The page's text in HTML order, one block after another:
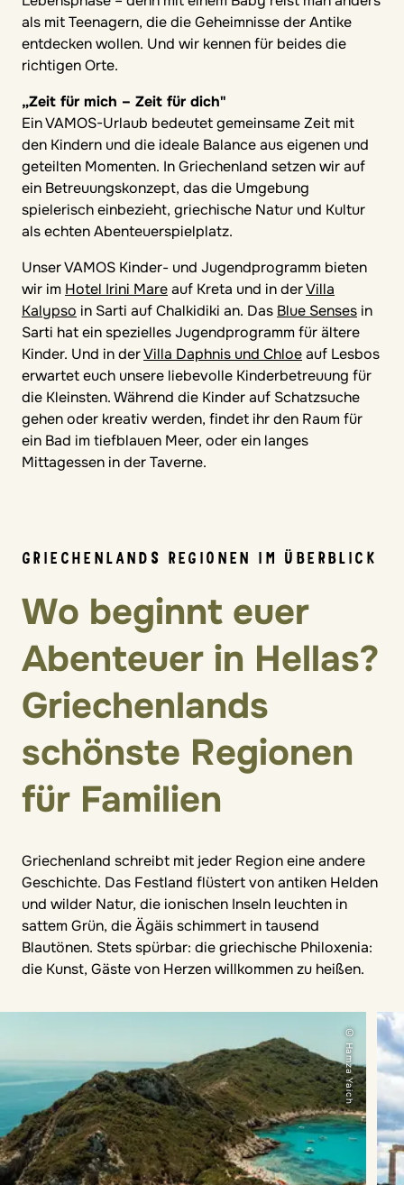
als mit Teenagern, die die Geheimnisse der Antike
entdecken wollen. Und wir kennen für beides die
richtigen Orte.
„Zeit für mich – Zeit für dich"
Ein VAMOS-Urlaub bedeutet gemeinsame Zeit mit
den Kindern und die ideale Balance aus eigenen und
geteilten Momenten. In Griechenland setzen wir auf
ein Betreuungskonzept, das die Umgebung
spielerisch einbezieht, griechische Natur und Kultur
als echten Abenteuerspielplatz.
Unser VAMOS Kinder- und Jugendprogramm bieten
wir im Hotel Irini Mareauf Kreta und in derVilla
Kalypso in Sarti auf Chalkidiki an. Das Blue Senses in
Sarti hat ein spezielles Jugendprogramm für ältere
Kinder. Und in derVilla Daphnis und Chloeauf Lesbos
erwartet euch unsere liebevolle Kinderbetreuung für
die Kleinsten. Während die Kinder auf Schatzsuche
gehen oder kreativ werden, findet ihr den Raum für
ein Bad im tiefblauen Meer, oder ein langes
Mittagessen in der Taverne.
GRIECHENLANDS REGIONEN IM ÜBERBLICK
Wo beginnt euer
Abenteuer in Hellas?
Griechenlands
schönste Regionen
für Familien
Griechenland schreibt mit jeder Region eine andere
Geschichte. Das Festland flüstert von antiken Helden
und wilder Natur, die ionischen Inseln leuchten in
sattem Grün, die Ägäis schimmert in tausend
Blautönen. Stets spürbar: die griechische Philoxenia:
die Kunst, Gäste von Herzen willkommen zu heißen.
© Hamza Yaich